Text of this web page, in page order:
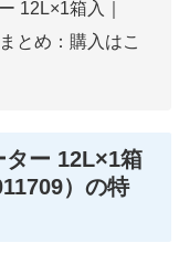
12L×1箱入｜
とめ：購入はこ
ター 12L×1箱
）の特